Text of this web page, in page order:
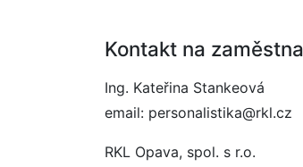
Kontakt na
Ing. Kateřina Stankeová
email: personalistika@rkl.cz
RKL Opava, spol. s r.o.